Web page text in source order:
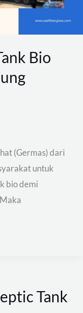
Bio
(Germas) dari
untuk
bio demi
Tank